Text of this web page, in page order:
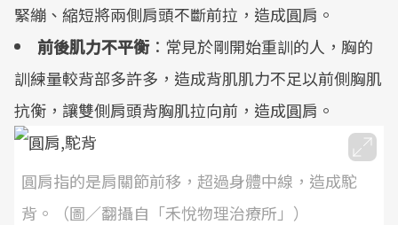
緊繃、縮短將兩側肩頭不斷前拉，造成圓肩。
前後肌力不平衡 ：常見於剛開始重訓的人，胸的
訓練量較背部多許多，造成背肌肌力不足以前側胸肌
抗衡，讓雙側肩頭背胸肌拉向前，造成圓肩。
圓肩指的是肩關節前移，超過身體中線，造成駝
背。（圖／翻攝自「禾悅物理治療所」）